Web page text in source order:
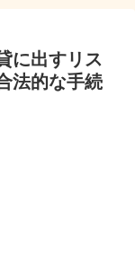
に出すリス
法的な手続